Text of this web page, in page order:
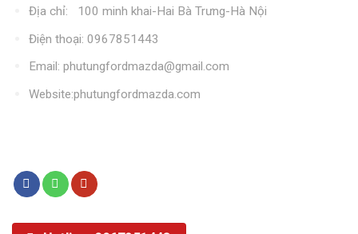
Địa chỉ: 100 minh khai-Hai Bà Trưng-Hà Nội
Điện thoại: 0967851443
Email: phutungfordmazda@gmail.com
Website:phutungfordmazda.com